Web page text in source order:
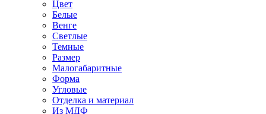
Цвет
Белые
Венге
Светлые
Темные
Размер
Малогабаритные
Форма
Угловые
Отделка и материал
Из МДФ